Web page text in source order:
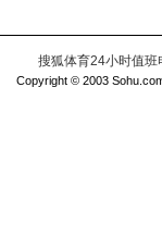
搜狐体育24小时值
Copyright © 2003